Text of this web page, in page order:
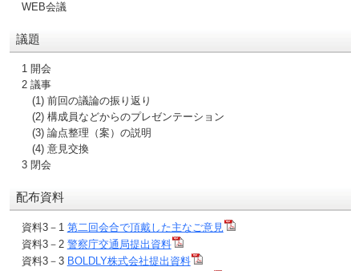
WEB会議
議題
1 開会
2 議事
(1) 前回の議論の振り返り
(2) 構成員などからのプレゼンテーション
(3) 論点整理（案）の説明
(4) 意見交換
3 閉会
配布資料
資料3－1 第二回会合で頂戴した主なご意見
資料3－2 警察庁交通局提出資料
資料3－3 BOLDLY株式会社提出資料